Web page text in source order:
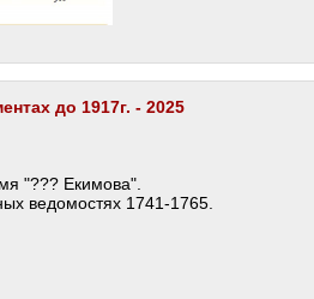
до 1917г. - 2025
"??? Екимова".
ведомостях 1741-1765.